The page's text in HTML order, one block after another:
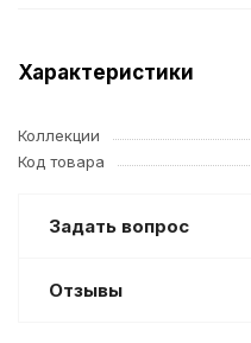
Характеристики
Коллекции
Код товара
Задать вопрос
Отзывы